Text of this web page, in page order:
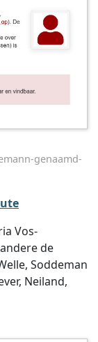
genaamd-
Vos-
de
Soddeman
Neiland,